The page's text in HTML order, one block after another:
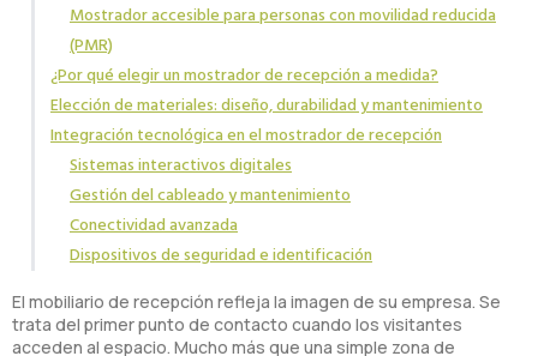
Mostrador accesible para personas con movilidad reducida
(PMR)
¿Por qué elegir un mostrador de recepción a medida?
Elección de materiales: diseño, durabilidad y mantenimiento
Integración tecnológica en el mostrador de recepción
Sistemas interactivos digitales
Gestión del cableado y mantenimiento
Conectividad avanzada
Dispositivos de seguridad e identificación
El mobiliario de recepción refleja la imagen de su empresa. Se
trata del primer punto de contacto cuando los visitantes
acceden al espacio. Mucho más que una simple zona de